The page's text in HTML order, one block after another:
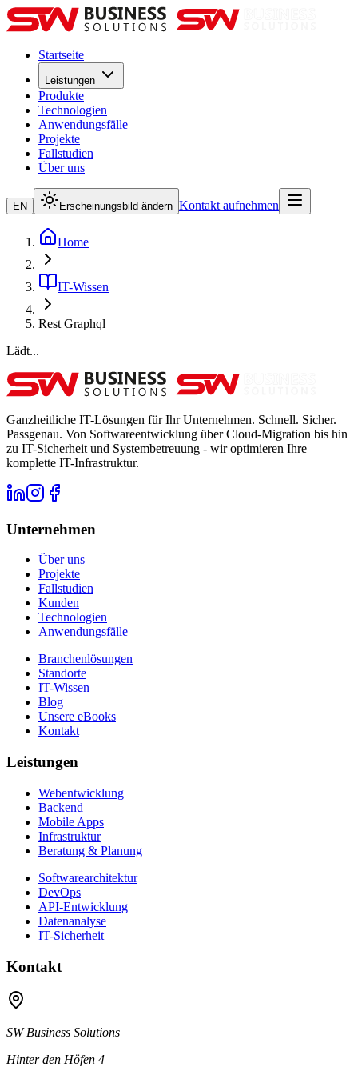
Startseite
Leistungen
Produkte
Technologien
Anwendungsfälle
Projekte
Fallstudien
Über uns
EN Erscheinungsbild ändern Kontakt aufnehmen
Home
IT-Wissen
Rest Graphql
Lädt...
Ganzheitliche IT-Lösungen für Ihr Unternehmen. Schnell. Sicher.
Passgenau. Von Softwareentwicklung über Cloud-Migration bis hin
zu IT-Sicherheit und Systembetreuung - wir optimieren Ihre
komplette IT-Infrastruktur.
Unternehmen
Über uns
Projekte
Fallstudien
Kunden
Technologien
Anwendungsfälle
Branchenlösungen
Standorte
IT-Wissen
Blog
Unsere eBooks
Kontakt
Leistungen
Webentwicklung
Backend
Mobile Apps
Infrastruktur
Beratung & Planung
Softwarearchitektur
DevOps
API-Entwicklung
Datenanalyse
IT-Sicherheit
Kontakt
SW Business Solutions
Hinter den Höfen 4